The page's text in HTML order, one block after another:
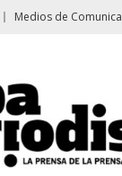
Medios de